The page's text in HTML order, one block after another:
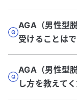
AGA（男性型
受けることは
AGA（男性型
し方を教えてく